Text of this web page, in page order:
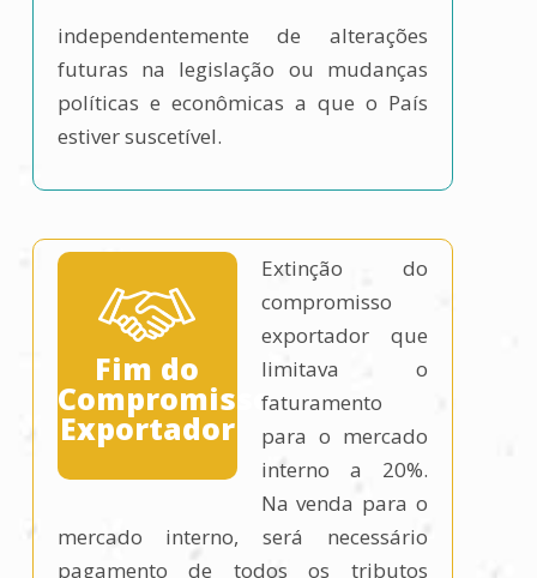
independentemente de alterações
futuras na legislação ou mudanças
políticas e econômicas a que o País
estiver suscetível.
Fim do
Compromisso
Exportador
Extinção do
compromisso
exportador que
limitava o
faturamento
para o mercado
interno a 20%.
Na venda para o
mercado interno, será necessário
pagamento de todos os tributos